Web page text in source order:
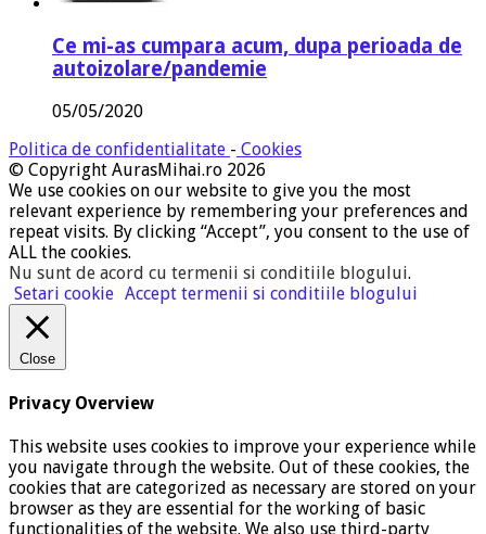
Ce mi-as cumpara acum, dupa perioada de
autoizolare/pandemie
05/05/2020
Politica de confidentialitate - Cookies
© Copyright AurasMihai.ro 2026
We use cookies on our website to give you the most
relevant experience by remembering your preferences and
repeat visits. By clicking “Accept”, you consent to the use of
ALL the cookies.
Nu sunt de acord cu termenii si conditiile blogului.
Setari cookie Accept termenii si conditiile blogului
Close
Privacy Overview
This website uses cookies to improve your experience while
you navigate through the website. Out of these cookies, the
cookies that are categorized as necessary are stored on your
browser as they are essential for the working of basic
functionalities of the website. We also use third-party